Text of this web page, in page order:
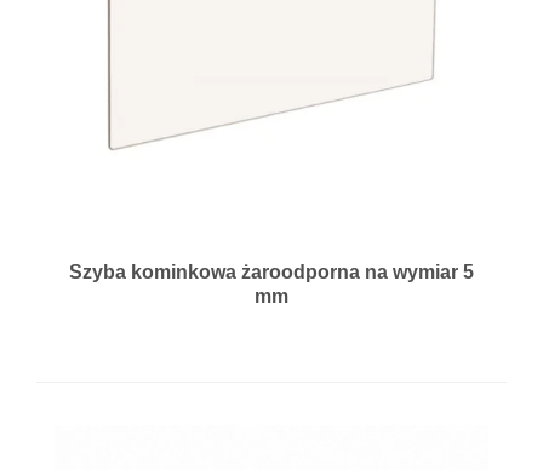
Szyba kominkowa żaroodporna na wymiar 5
mm